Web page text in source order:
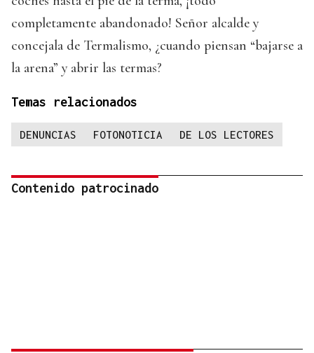
completamente abandonado! Señor alcalde y
concejala de Termalismo, ¿cuando piensan “bajarse a
la arena” y abrir las termas?
Temas relacionados
DENUNCIAS FOTONOTICIA DE LOS LECTORES
Contenido patrocinado